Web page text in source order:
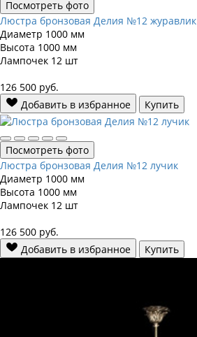
Посмотреть фото
Люстра бронзовая Делия №12 журавлик
Диаметр 1000 мм
Высота 1000 мм
Лампочек 12 шт
126 500 руб.
Добавить в избранное
Купить
Посмотреть фото
Люстра бронзовая Делия №12 лучик
Диаметр 1000 мм
Высота 1000 мм
Лампочек 12 шт
126 500 руб.
Добавить в избранное
Купить